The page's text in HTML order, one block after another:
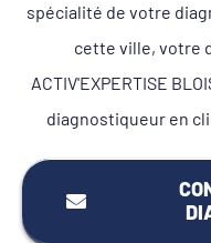
spécialité de votre
cette ville, votre
ACTIV'EXPERTISE
diagnostiqueur en